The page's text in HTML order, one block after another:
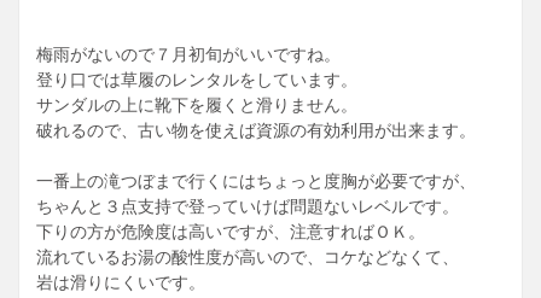
梅雨がないので７月初旬がいいですね。
登り口では草履のレンタルをしています。
サンダルの上に靴下を履くと滑りません。
破れるので、古い物を使えば資源の有効利用が出来ます。
一番上の滝つぼまで行くにはちょっと度胸が必要ですが、
ちゃんと３点支持で登っていけば問題ないレベルです。
下りの方が危険度は高いですが、注意すればＯＫ。
流れているお湯の酸性度が高いので、コケなどなくて、
岩は滑りにくいです。